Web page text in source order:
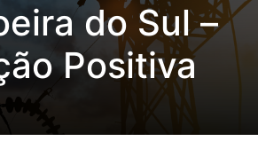
do Sul –
Positiva